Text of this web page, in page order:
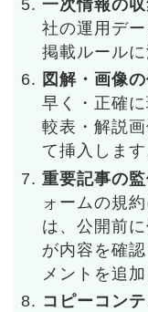
一次情報の
社の運用デ
掲載ルール
図解・画像
早く・正確
較表・解説
て挿入します
重要記事の
ォームの規
は、公開前
が内容を確
メントを追加
コピーコン